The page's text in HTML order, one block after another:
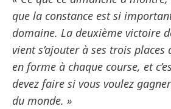
que la constance est si
domaine. La deuxième victoire
vient s’ajouter à ses trois
en forme à chaque course, et
devez faire si vous voulez
du monde. »